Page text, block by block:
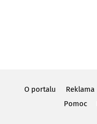
O portalu Reklama
Pomoc